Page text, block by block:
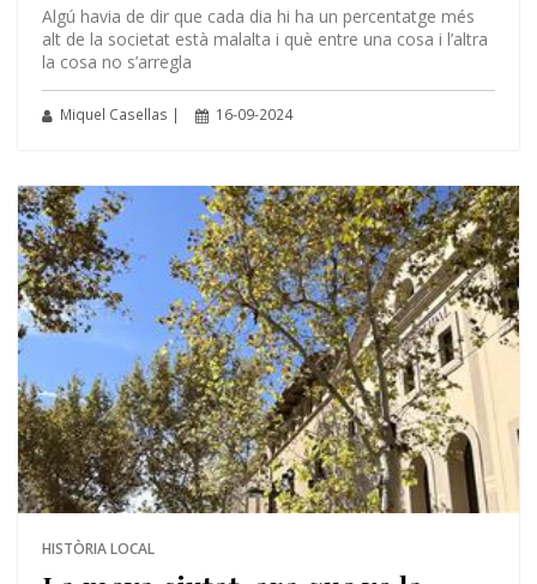
Algú havia de dir que cada dia hi ha un percentatge més
alt de la societat està malalta i què entre una cosa i l’altra
la cosa no s’arregla
Miquel Casellas | 16-09-2024
HISTÒRIA LOCAL